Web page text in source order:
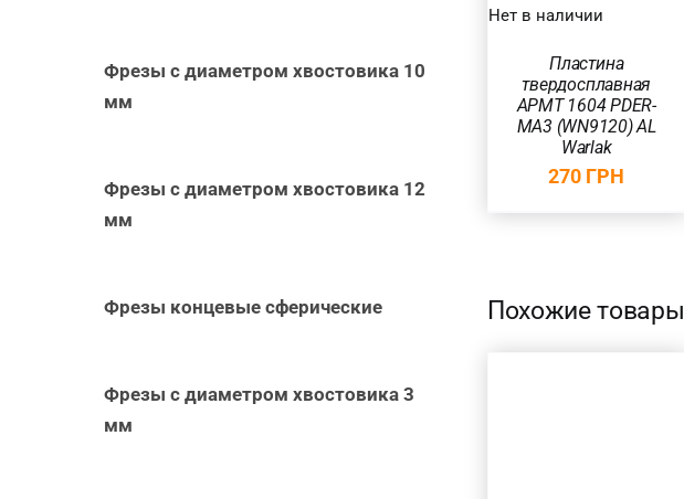
Нет в наличии
Пластина
твердосплавная
APMT 1604 PDER-
MA3 (WN9120) AL
Warlak
270 ГРН
Похожие товары
В КОРЗИНУ
Фрезы с диаметром хвостовика 10
мм
Фрезы с диаметром хвостовика 12
мм
Фрезы концевые сферические
Фрезы с диаметром хвостовика 3
мм